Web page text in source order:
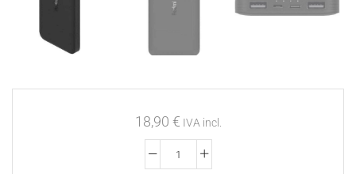
18,90 € IVA incl.
Powerbank